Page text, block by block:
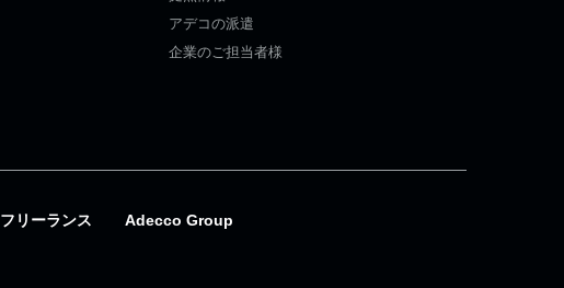
アデコの派遣
企業のご担当者様
フリーランス Adecco Group